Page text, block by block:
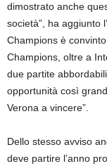
dimostrato anche
società”, ha aggiunto
Champions è
Champions, oltre a
due partite
opportunità così
Verona a vincere”.
Dello stesso avviso
deve partire l’anno